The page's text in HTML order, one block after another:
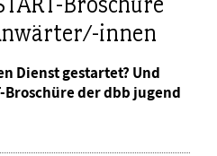
innen
Dienst gestartet? Und
Broschüre der dbb jugend